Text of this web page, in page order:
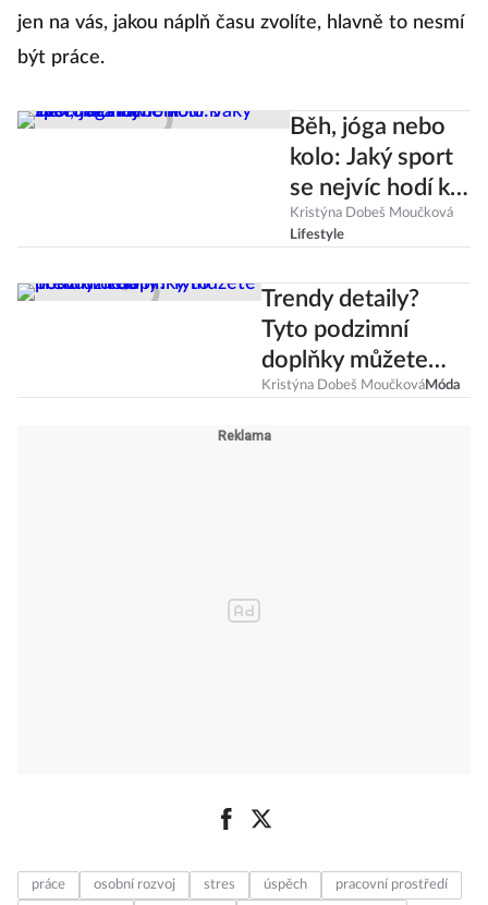
jen na vás, jakou náplň času zvolíte, hlavně to nesmí
být práce.
Běh, jóga nebo
kolo: Jaký sport
se nejvíc hodí k
vašemu znamení
zvěrokruhu?
Kristýna Dobeš Moučková
Lifestyle
Trendy detaily?
Tyto podzimní
doplňky můžete
nosit už teď
Kristýna Dobeš MoučkováMóda
práce osobní rozvoj stres úspěch
pracovní prostředí